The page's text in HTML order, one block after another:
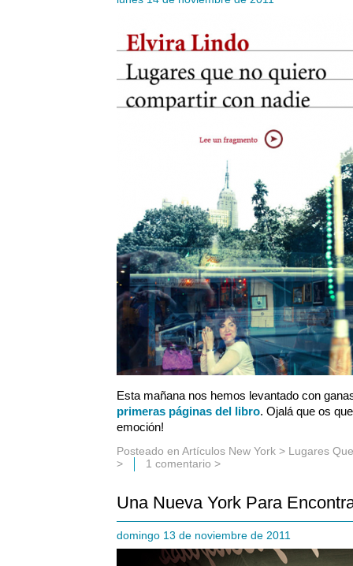
Esta mañana nos hemos levantado con
primeras páginas del libro. Ojalá que os
emoción!
Posteado en Artículos New York > Lugares
>
1 comentario >
Una Nueva York Para
domingo 13 de noviembre de 2011